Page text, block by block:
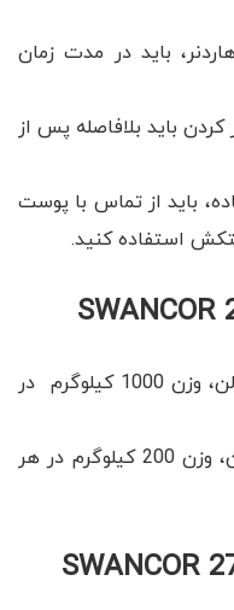
باید در مدت زمان
باید بلافاصله پس از
باید از تماس با پوست
استفاده کنید.
- بسته بندی شده در بشکه 265 گالن، وزن 1000 کیلوگرم در
- بسته بندی شده در بشکه 55 گالن، وزن 200 کیلوگرم در هر